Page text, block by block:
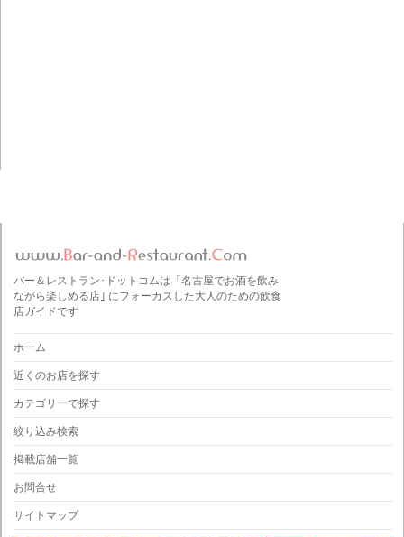
バー＆レストラン･ドットコムは「名古屋でお酒を飲み
ながら楽しめる店｣ にフォーカスした大人のための飲食
店ガイドです
ホーム
近くのお店を探す
カテゴリーで探す
絞り込み検索
掲載店舗一覧
お問合せ
サイトマップ